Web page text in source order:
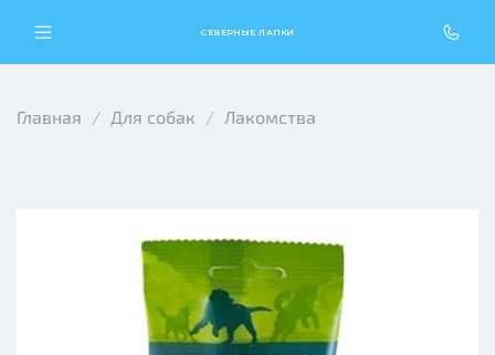
СЕВЕРНЫЕ ЛАПКИ
Главная Для собак Лакомства